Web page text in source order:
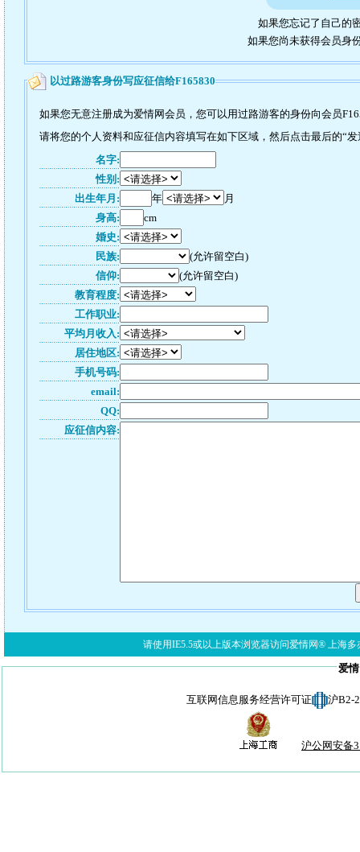
如果您忘记了自己的
如果您尚未获得会员身
以过路游客身份写应征信给F165830
如果您无意注册成为爱情网会员，您可以用过路游客的身份向会员
请将您的个人资料和应征信内容填写在如下区域，然后点击最后的“
名字:
性别:
出生年月:
年
月
身高:
cm
婚史:
民族:
(允许留空白)
信仰:
(允许留空白)
教育程度:
工作职业:
平均月收入:
居住地区:
手机号码:
email:
QQ:
应征信内容:
请使用IE5.5或以上版本浏览器访问爱情网® 上海多
爱
互联网信息服务经营许可证 沪B2-
沪公网安备